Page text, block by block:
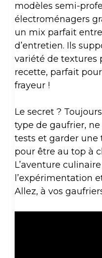
modèles semi-
électroménagers
un mix parfait
d’entretien. Ils
variété de textures
recette, parfait
frayeur !
Le secret ?
type de gaufrier,
tests et garder une
pour être au top à
L’aventure
l’expérimentation
Allez, à vos